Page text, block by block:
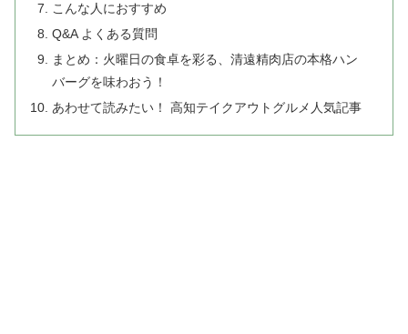
こんな人におすすめ
Q&A よくある質問
まとめ：火曜日の食卓を彩る、清遠精肉店の本格ハン
バーグを味わおう！
あわせて読みたい！ 高知テイクアウトグルメ人気記事